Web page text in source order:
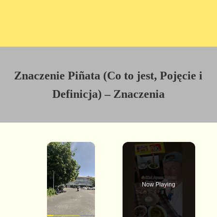
Znaczenie Piñata (Co to jest, Pojęcie i
Definicja) – Znaczenia
×
Now Playing